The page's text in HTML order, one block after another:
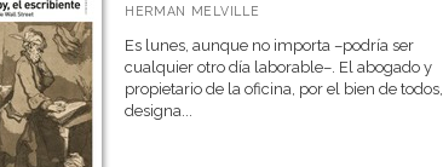
HERMAN MELVILLE
Es lunes, aunque no importa –podría ser
cualquier otro día laborable–. El abogado y
propietario de la oficina, por el bien de todos,
designa...